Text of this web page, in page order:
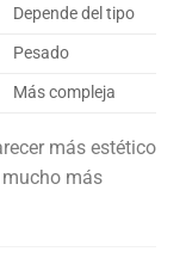
Depende del tipo
Pesado
Más compleja
más estético
más